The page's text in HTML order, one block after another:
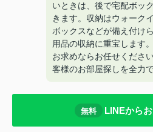
いときは、後で宅配ボッ
きます。収納はウォーク
ボックスなどが備え付け
用品の収納に重宝します
お求めならお任せくださ
客様のお部屋探しを全力
無料 LINEから